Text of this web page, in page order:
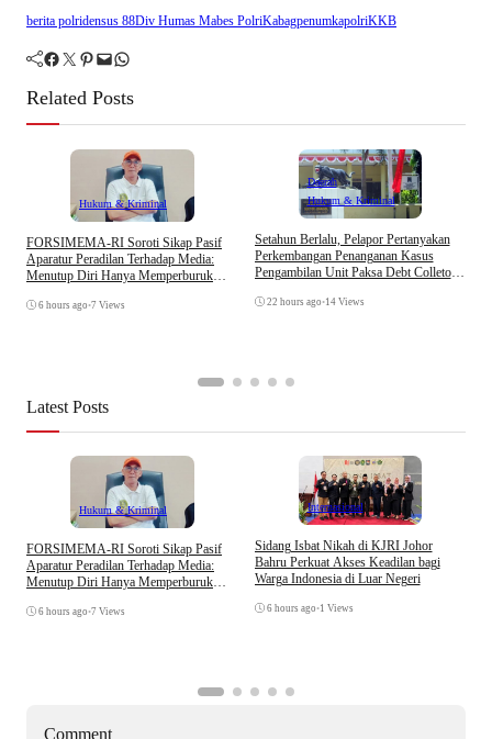
berita polridensus 88Div Humas Mabes PolriKabagpenumkapolriKKB
Facebook Twitter Pinterest Mail WhatsApp
Related Posts
Hukum & Kriminal
​FORSIMEMA-RI Soroti Sikap Pasif
Aparatur Peradilan Terhadap Media:
Menutup Diri Hanya Memperburuk
6 hours ago •7 Views
Daerah
Hukum & Kriminal
Setahun Berlalu, Pelapor Pertanyakan
Perkembangan Penanganan Kasus
Pengambilan Unit Paksa Debt Colletor
22 hours ago •14 Views
Latest Posts
Hukum & Kriminal
​FORSIMEMA-RI Soroti Sikap Pasif
Aparatur Peradilan Terhadap Media:
Menutup Diri Hanya Memperburuk
6 hours ago •7 Views
Internasional
Sidang Isbat Nikah di KJRI Johor
Bahru Perkuat Akses Keadilan bagi
Warga Indonesia di Luar Negeri
6 hours ago •1 Views
Comment